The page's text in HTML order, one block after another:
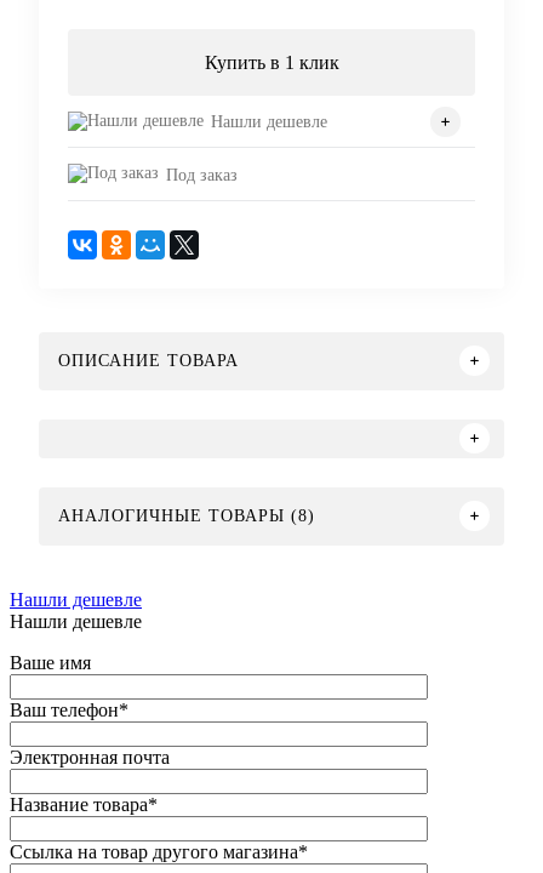
Купить в 1 клик
Нашли дешевле
Под заказ
ОПИСАНИЕ ТОВАРА
АНАЛОГИЧНЫЕ ТОВАРЫ (8)
Нашли дешевле
Нашли дешевле
Ваше имя
Ваш телефон*
Электронная почта
Название товара*
Ссылка на товар другого магазина*